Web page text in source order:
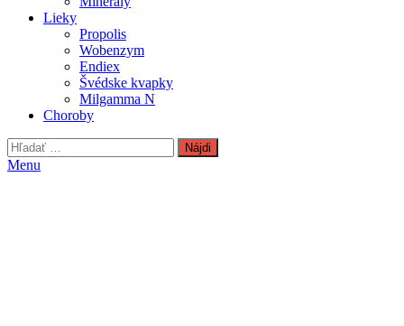
Lieky
Propolis
Wobenzym
Endiex
Švédske kvapky
Milgamma N
Choroby
Hľadať:
Menu